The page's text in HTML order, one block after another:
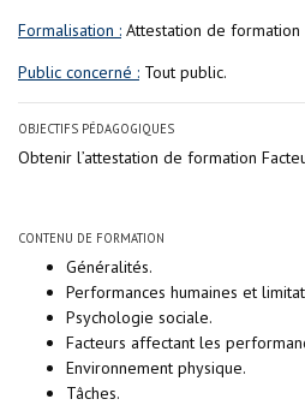
Formalisation : Attestation de formation
Public concerné : Tout public.
OBJECTIFS PÉDAGOGIQUES
Obtenir l’attestation de formation
CONTENU DE FORMATION
Généralités.
Performances humaines et
Psychologie sociale.
Facteurs affectant les
Environnement physique.
Tâches.